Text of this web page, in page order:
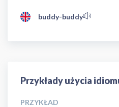
buddy-buddy
Przykłady użycia
PRZYKŁAD